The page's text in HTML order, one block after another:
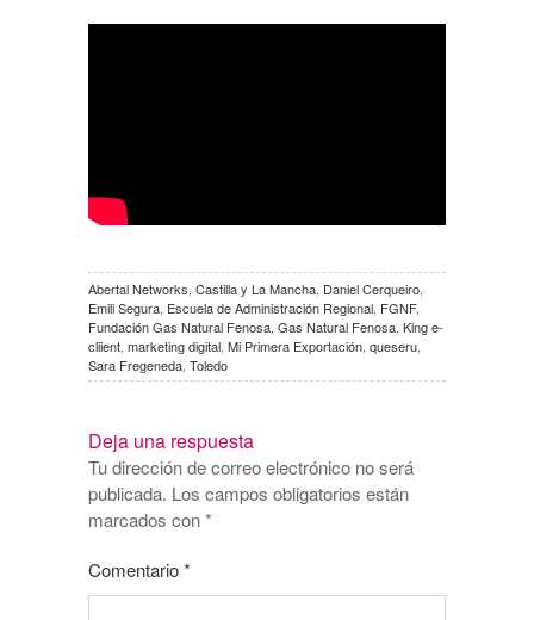
Abertal Networks, Castilla y La Mancha, Daniel Cerqueiro,
Emili Segura, Escuela de Administración Regional, FGNF,
Fundación Gas Natural Fenosa, Gas Natural Fenosa, King e-
cliient, marketing digital, Mi Primera Exportación, queseru,
Sara Fregeneda, Toledo
Deja una respuesta
Tu dirección de correo electrónico no será
publicada. Los campos obligatorios están
marcados con*
Comentario*